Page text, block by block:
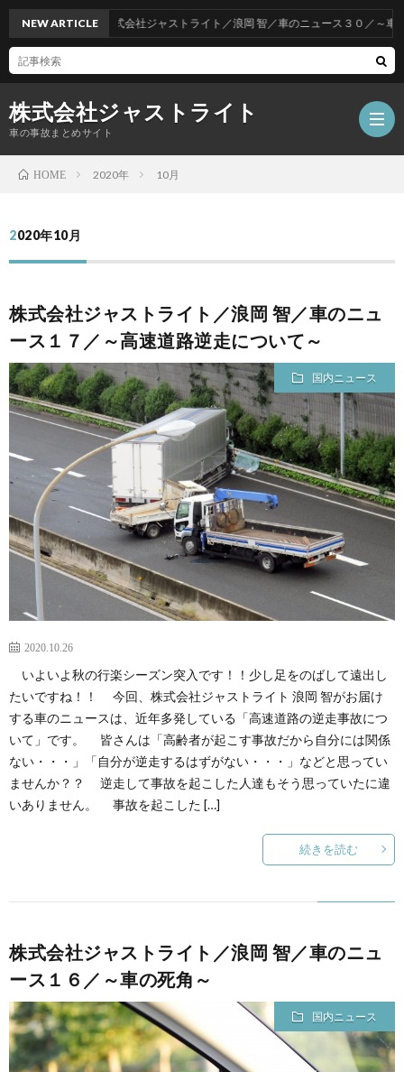
株式会社ジャストライト
車の事故まとめサイト
岡
事
故
海
外
事
飲
酒
転
NEW ARTICLE株式会社ジャストライト／浪岡 智／車のニュース３０／～車をお
HOME 2020年 10月
2020年10月
株式会社ジャストライト／浪岡 智／車のニュ
ース１７／～高速道路逆走について～
国内ニュース
2020.10.26
いよいよ秋の行楽シーズン突入です！！少し足をのばして遠出し
たいですね！！ 今回、株式会社ジャストライト 浪岡 智がお届け
する車のニュースは、近年多発している「高速道路の逆走事故につ
いて」です。 皆さんは「高齢者が起こす事故だから自分には関係
ない・・・」「自分が逆走するはずがない・・・」などと思ってい
ませんか？？ 逆走して事故を起こした人達もそう思っていたに違
いありません。 事故を起こした […]
続きを読む
株式会社ジャストライト／浪岡 智／車のニュ
ース１６／～車の死角～
国内ニュース